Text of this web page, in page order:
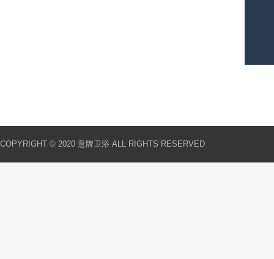
COPYRIGHT © 2020 意牌卫浴 ALL RIGHTS RESERVED